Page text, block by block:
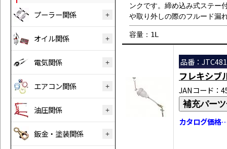
プーラー関係
オイル関係
電気関係
エアコン関係
油圧関係
鈑金・塗装関係
ンクです。締め込み式ステー
や取り外しの際のフルード漏
容量：1L
品番：
フレキシブ
JANコード：
補充パー
カタログ価格